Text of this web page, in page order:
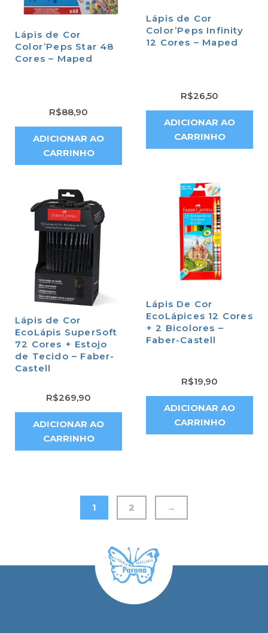
Lápis de Cor
Color’Peps Infinity
12 Cores – Maped
R$26,50
ADICIONAR AO
CARRINHO
Lápis de Cor
Color’Peps Star 48
Cores – Maped
R$88,90
ADICIONAR AO
CARRINHO
Lápis De Cor
EcoLápices 12 Cores
+ 2 Bicolores –
Faber-Castell
R$19,90
ADICIONAR AO
CARRINHO
Lápis de Cor
EcoLápis SuperSoft
72 Cores + Estojo
de Tecido – Faber-
Castell
R$269,90
ADICIONAR AO
CARRINHO
1 2 →